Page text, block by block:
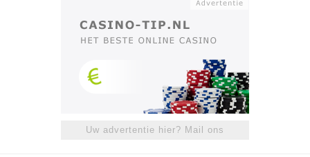
Uw advertentie hier? Mail ons